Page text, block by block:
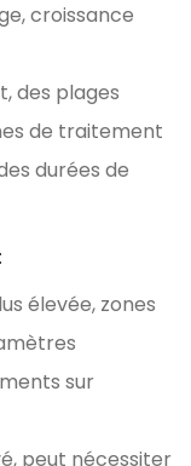
croissance
des plages
de traitement
durées de
élevée, zones
sur
peut nécessiter